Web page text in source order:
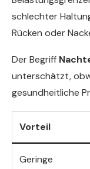
schlechter
Rücken oder
Der Begriff
unterschätzt,
gesundheitliche
Vorteil
Geringe